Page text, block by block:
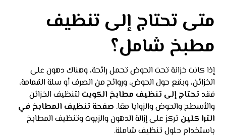
متى تحتاج إلى تنظيف
مطبخ شامل؟
إذا كانت خزانة تحت الحوض تحمل رائحة، وهناك دهون على
الخزائن، وبقع حول الحوض، وروائح من الصرف أو سلة القمامة،
فقد تحتاج إلى تنظيف مطابخ الكويت لتنظيف الخزائن
والأسطح والحوض والزوايا معًا. صفحة تنظيف المطابخ في
الترا كلين تركز على إزالة الدهون والزيوت وتنظيف المطابخ
باستخدام حلول تنظيف شاملة.